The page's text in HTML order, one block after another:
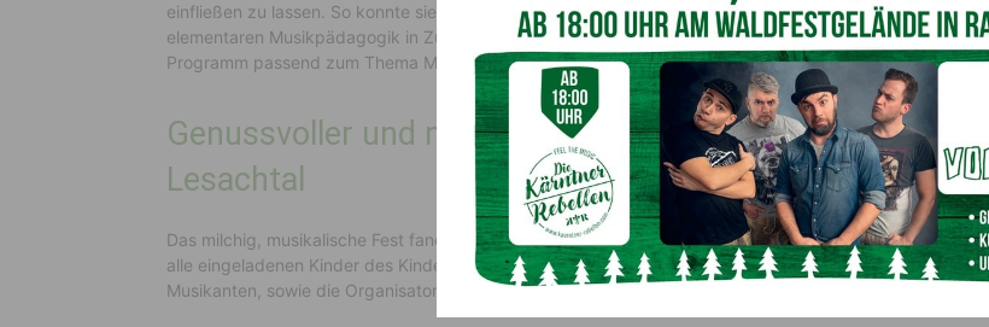
einfließen zu lassen. So konnte sie mir ihren beiden Söhnen, ihrem Klarinettentrio und der Gruppe der
elementaren Musikpädagogik in Zusammenarbeit mit KolleginAdele Astnerein musikalisch, vielfältiges
Programm passend zum Thema Milch und Landwirtschaft auf die Beine stellen.
Genussvoller und musikalischer Tag in der Musikschule
Lesachtal
Das milchig, musikalische Fest fand am 5. Juni im Ensembleraum der Musikschule statt und begeisterte
alle eingeladenen Kinder des Kindergartens, deren Erzieherinnen/Betreuerinnen, die Musikantinnen und
Musikanten, sowie die Organisatorin
Margaretha Lexerund ihre